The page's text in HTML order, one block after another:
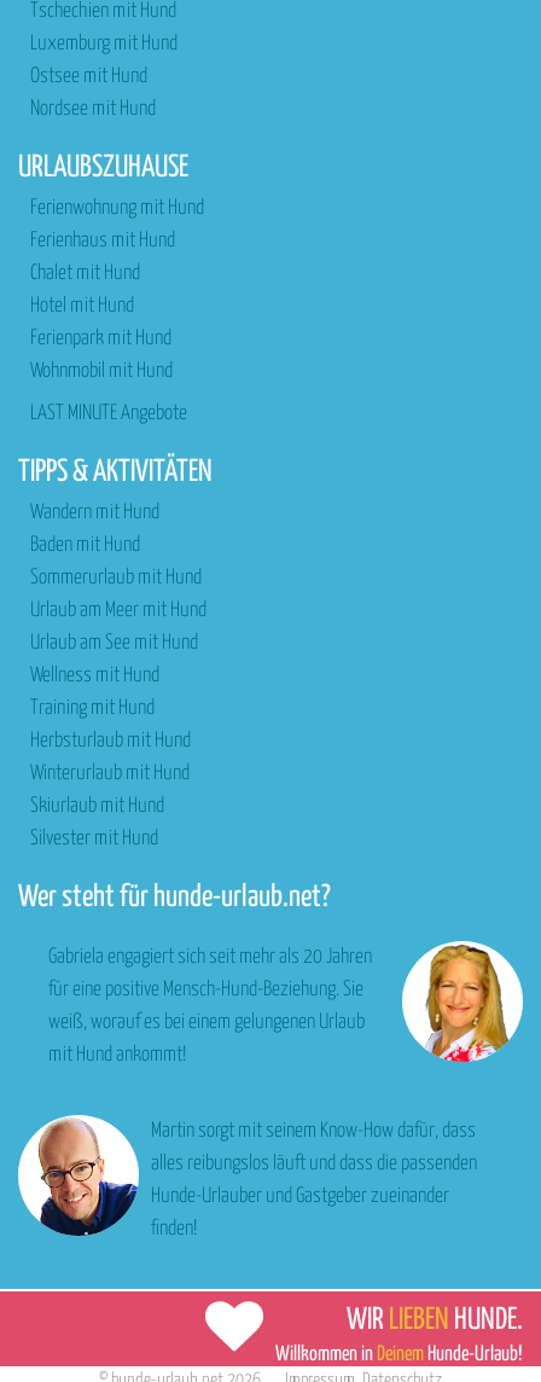
Tschechien mit Hund
Luxemburg mit Hund
Ostsee mit Hund
Nordsee mit Hund
URLAUBSZUHAUSE
Ferienwohnung mit Hund
Ferienhaus mit Hund
Chalet mit Hund
Hotel mit Hund
Ferienpark mit Hund
Wohnmobil mit Hund
LAST MINUTE Angebote
TIPPS & AKTIVITÄTEN
Wandern mit Hund
Baden mit Hund
Sommerurlaub mit Hund
Urlaub am Meer mit Hund
Urlaub am See mit Hund
Wellness mit Hund
Training mit Hund
Herbsturlaub mit Hund
Winterurlaub mit Hund
Skiurlaub mit Hund
Silvester mit Hund
Wer steht für hunde-urlaub.net?
Gabriela engagiert sich seit mehr als 20 Jahren
für eine positive Mensch-Hund-Beziehung. Sie
weiß, worauf es bei einem gelungenen Urlaub
mit Hund ankommt!
Martin sorgt mit seinem Know-How dafür, dass
alles reibungslos läuft und dass die passenden
Hunde-Urlauber und Gastgeber zueinander
finden!
WIR LIEBEN HUNDE.
Willkommen in Deinem Hunde-Urlaub!